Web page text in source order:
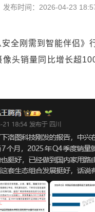
发布时间：2026-04-23
安全刚需到智能伴侣
像头销量同比增长超